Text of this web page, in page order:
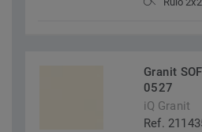
Granit
0527
iQ Granit
Ref.